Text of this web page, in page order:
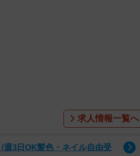
求人情報一覧へ
3日OK髪色・ネイル自由受